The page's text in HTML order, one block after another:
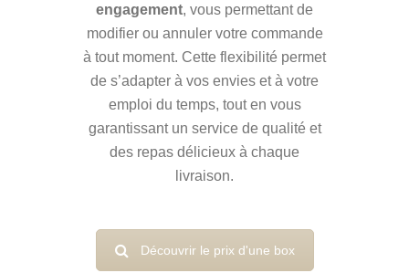
engagement, vous permettant de
modifier ou annuler votre commande
à tout moment. Cette flexibilité permet
de s’adapter à vos envies et à votre
emploi du temps, tout en vous
garantissant un service de qualité et
des repas délicieux à chaque
livraison.
Découvrir le prix d'une box